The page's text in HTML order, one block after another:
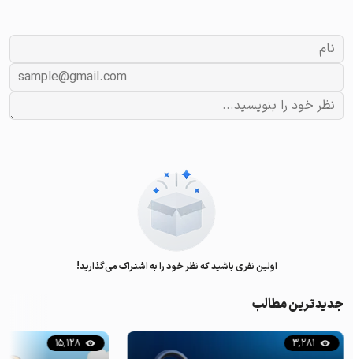
اولین نفری باشید که نظر خود را به اشتراک می‌گذارید!
جدیدترین مطالب
3,281
15,128